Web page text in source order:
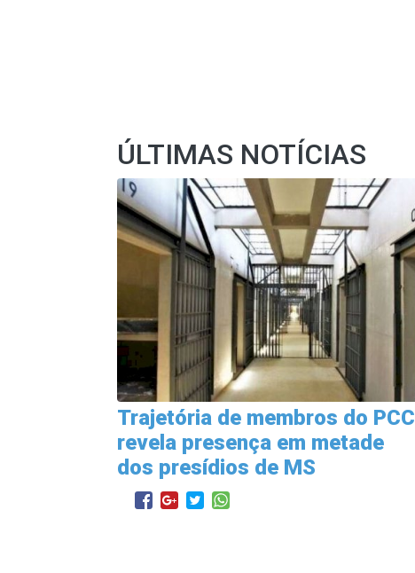
ÚLTIMAS NOTÍCIAS
Trajetória de membros do PCC
revela presença em metade
dos presídios de MS